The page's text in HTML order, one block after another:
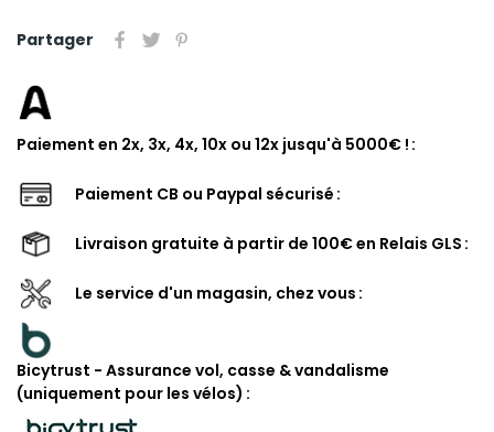
Partager
Paiement en 2x, 3x, 4x, 10x ou 12x jusqu'à 5000€ !
Paiement CB ou Paypal sécurisé
Livraison gratuite à partir de 100€ en Relais GLS
Le service d'un magasin, chez vous
Bicytrust - Assurance vol, casse & vandalisme
(uniquement pour les vélos)